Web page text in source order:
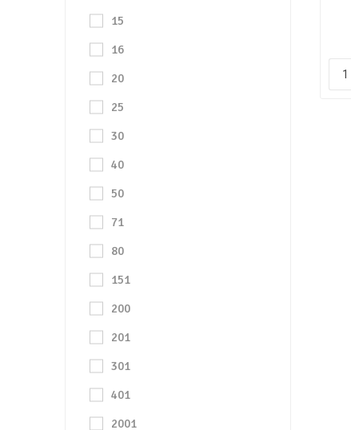
15
16
20
25
30
40
50
71
80
151
200
201
301
401
2001